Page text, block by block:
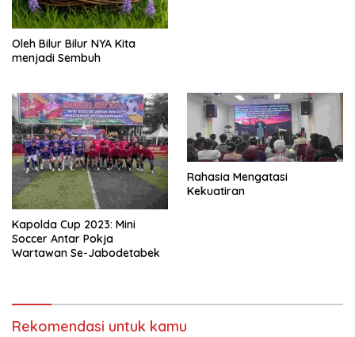
Oleh Bilur Bilur NYA Kita
menjadi Sembuh
Kapolda Cup 2023: Mini
Soccer Antar Pokja
Wartawan Se-Jabodetabek
Rahasia Mengatasi
Kekuatiran
Rekomendasi untuk kamu